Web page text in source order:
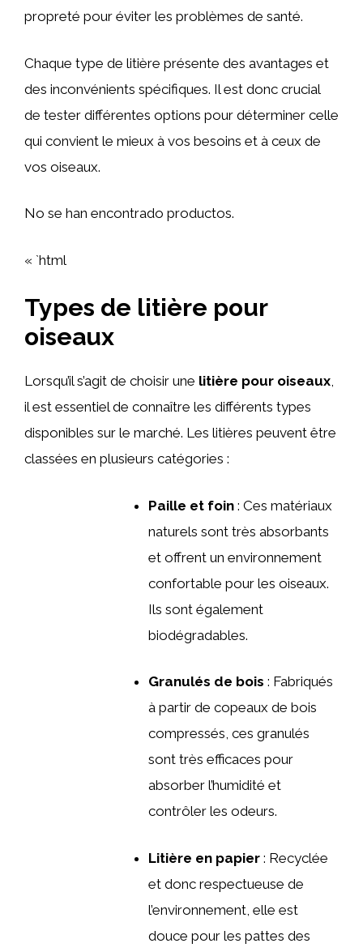
propreté pour éviter les problèmes de santé.
Chaque type de litière présente des avantages et
des inconvénients spécifiques. Il est donc crucial
de tester différentes options pour déterminer celle
qui convient le mieux à vos besoins et à ceux de
vos oiseaux.
No se han encontrado productos.
« `html
Types de litière pour
oiseaux
Lorsqu’il s’agit de choisir une litière pour oiseaux,
il est essentiel de connaître les différents types
disponibles sur le marché. Les litières peuvent être
classées en plusieurs catégories :
Paille et foin : Ces matériaux
naturels sont très absorbants
et offrent un environnement
confortable pour les oiseaux.
Ils sont également
biodégradables.
Granulés de bois : Fabriqués
à partir de copeaux de bois
compressés, ces granulés
sont très efficaces pour
absorber l’humidité et
contrôler les odeurs.
Litière en papier : Recyclée
et donc respectueuse de
l’environnement, elle est
douce pour les pattes des